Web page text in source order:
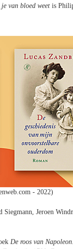
je van bloed weet is
- 2022)
Jeroen
De roos van Napoleon